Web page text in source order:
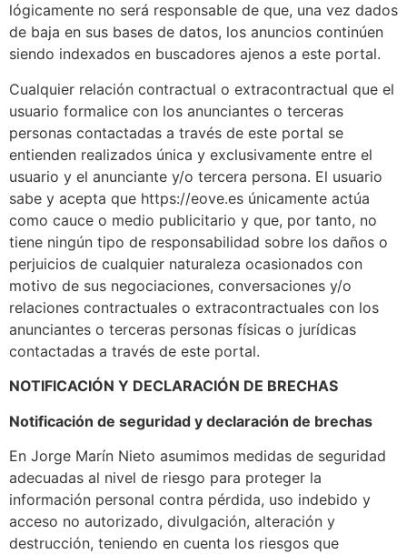
lógicamente no será responsable de que, una vez dados
de baja en sus bases de datos, los anuncios continúen
siendo indexados en buscadores ajenos a este portal.
Cualquier relación contractual o extracontractual que el
usuario formalice con los anunciantes o terceras
personas contactadas a través de este portal se
entienden realizados única y exclusivamente entre el
usuario y el anunciante y/o tercera persona. El usuario
sabe y acepta que https://eove.es únicamente actúa
como cauce o medio publicitario y que, por tanto, no
tiene ningún tipo de responsabilidad sobre los daños o
perjuicios de cualquier naturaleza ocasionados con
motivo de sus negociaciones, conversaciones y/o
relaciones contractuales o extracontractuales con los
anunciantes o terceras personas físicas o jurídicas
contactadas a través de este portal.
NOTIFICACIÓN Y DECLARACIÓN DE BRECHAS
Notificación de seguridad y declaración de brechas
En Jorge Marín Nieto asumimos medidas de seguridad
adecuadas al nivel de riesgo para proteger la
información personal contra pérdida, uso indebido y
acceso no autorizado, divulgación, alteración y
destrucción, teniendo en cuenta los riesgos que